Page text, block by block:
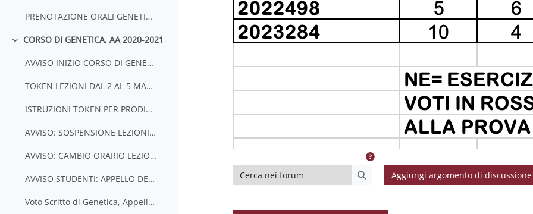
PRENOTAZIONE ORALI GENETICA SB, APPELLO DEL 21 FEBB 2023
Minimizza
CORSO DI GENETICA, AA 2020-2021
AVVISO INIZIO CORSO DI GENETICA, CANALE F-N (PROF. CENCI)
TOKEN LEZIONI DAL 2 AL 5 MARZO 2021
ISTRUZIONI TOKEN PER PRODIGIT
AVVISO: SOSPENSIONE LEZIONI IN PRESENZA
AVVISO: CAMBIO ORARIO LEZIONE DEL 16 MARZO 2021
AVVISO STUDENTI: APPELLO DEL 6 APRILE 2021
Voto Scritto di Genetica, Appello del 8 aprile 2021
Cerca nei forum
Cerca nei forum
Aggiungi argomento di discussione